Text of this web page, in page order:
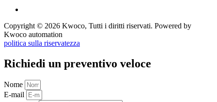
Copyright © 2026 Kwoco, Tutti i diritti riservati. Powered by
Kwoco automation
politica sulla riservatezza
Richiedi un preventivo veloce
Nome
E-mail